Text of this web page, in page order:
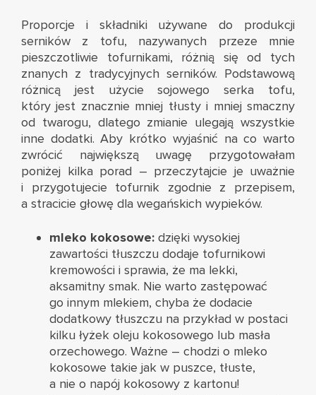
Proporcje i składniki używane do produkcji
serników z tofu, nazywanych przeze mnie
pieszczotliwie tofurnikami, różnią się od tych
znanych z tradycyjnych serników. Podstawową
różnicą jest użycie sojowego serka tofu,
który jest znacznie mniej tłusty i mniej smaczny
od twarogu, dlatego zmianie ulegają wszystkie
inne dodatki. Aby krótko wyjaśnić na co warto
zwrócić największą uwagę przygotowałam
poniżej kilka porad – przeczytajcie je uważnie
i przygotujecie tofurnik zgodnie z przepisem,
a stracicie głowę dla wegańskich wypieków.
mleko kokosowe: dzięki wysokiej
zawartości tłuszczu dodaje tofurnikowi
kremowości i sprawia, że ma lekki,
aksamitny smak. Nie warto zastępować
go innym mlekiem, chyba że dodacie
dodatkowy tłuszczu na przykład w postaci
kilku łyżek oleju kokosowego lub masła
orzechowego. Ważne – chodzi o mleko
kokosowe takie jak w puszce, tłuste,
a nie o napój kokosowy z kartonu!